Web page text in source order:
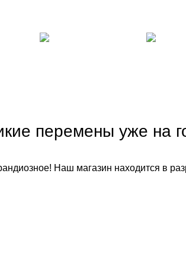
перемены уже на
Наш магазин находится в